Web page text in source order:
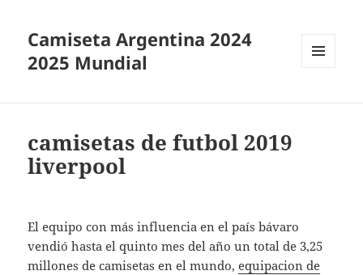
Camiseta Argentina 2024
2025 Mundial
camisetas de futbol 2019
liverpool
El equipo con más influencia en el país bávaro
vendió hasta el quinto mes del año un total de 3,25
millones de camisetas en el mundo,equipacion de